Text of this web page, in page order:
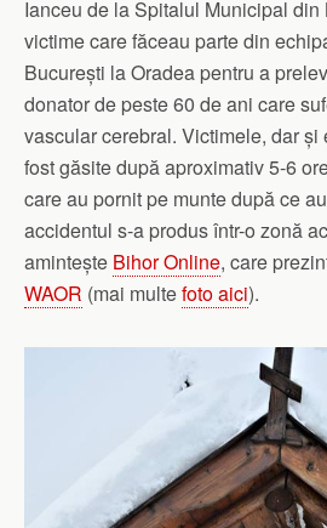
Ianceu de la Spitalul Municipal
victime care făceau parte din
București la Oradea pentru a
donator de peste 60 de ani care
vascular cerebral. Victimele, dar
fost găsite după aproximativ 5-6
care au pornit pe munte după ce
accidentul s-a produs într-o zonă
amintește Bihor Online, care
WAOR (mai multefoto aici).